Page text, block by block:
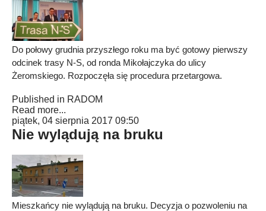
Do połowy grudnia przyszłego roku ma być gotowy pierwszy
odcinek trasy N-S, od ronda Mikołajczyka do ulicy
Żeromskiego. Rozpoczęła się procedura przetargowa.
Published in RADOM
Read more...
piątek, 04 sierpnia 2017 09:50
Nie wylądują na bruku
Mieszkańcy nie wylądują na bruku. Decyzja o pozwoleniu na